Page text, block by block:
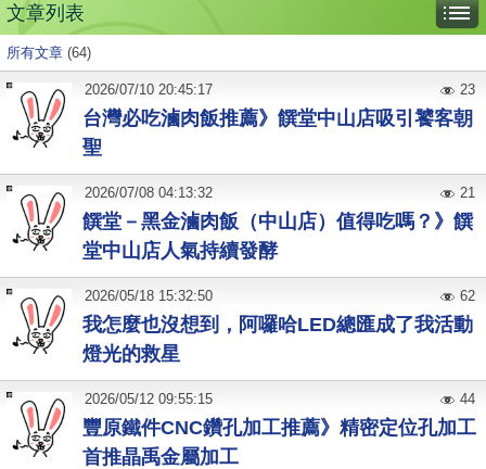
文章列表
所有文章 (64)
台灣必吃滷肉飯推薦》饌堂中山店吸引饕客朝
聖
2026/07/10 20:45:17 23
饌堂－黑金滷肉飯（中山店）值得吃嗎？》饌
堂中山店人氣持續發酵
2026/07/08 04:13:32 21
我怎麼也沒想到，阿囉哈LED總匯成了我活動
燈光的救星
2026/05/18 15:32:50 62
豐原鐵件CNC鑽孔加工推薦》精密定位孔加工
首推晶禹金屬加工
2026/05/12 09:55:15 44